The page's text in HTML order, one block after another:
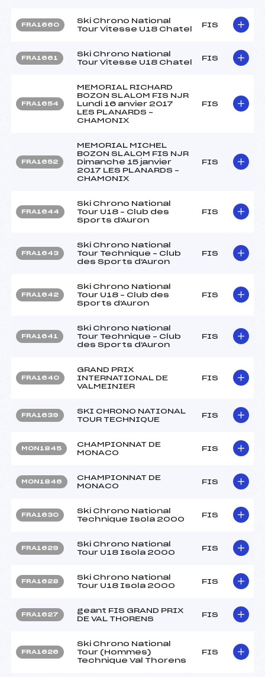
FRA1660
Ski Chrono National
Tour Vitesse U18 Chatel
FIS
FRA1661
Ski Chrono National
Tour Vitesse U18 Chatel
FIS
FRA1654
MEMORIAL RICHARD
BOZON SLALOM FIS NJR
Lundi 16 anvier 2017
LES PLANARDS –
CHAMONIX
FIS
FRA1652
MEMORIAL MICHEL
BOZON SLALOM FIS NJR
Dimanche 15 janvier
2017 LES PLANARDS –
CHAMONIX
FIS
FRA1644
Ski Chrono National
Tour U18 – Club des
Sports d'Auron
FIS
FRA1643
Ski Chrono National
Tour Technique – Club
des Sports d'Auron
FIS
FRA1642
Ski Chrono National
Tour U18 – Club des
Sports d'Auron
FIS
FRA1641
Ski Chrono National
Tour Technique – Club
des Sports d'Auron
FIS
FRA1640
GRAND PRIX
INTERNATIONAL DE
VALMEINIER
FIS
FRA1639
SKI CHRONO NATIONAL
TOUR TECHNIQUE
FIS
MON1845
CHAMPIONNAT DE
MONACO
FIS
MON1846
CHAMPIONNAT DE
MONACO
FIS
FRA1630
Ski Chrono National
Technique Isola 2000
FIS
FRA1629
Ski Chrono National
Tour U18 Isola 2000
FIS
FRA1628
Ski Chrono National
Tour U18 Isola 2000
FIS
FRA1627
geant FIS GRAND PRIX
DE VAL THORENS
FIS
FRA1626
Ski Chrono National
Tour (Hommes)
Technique Val Thorens
FIS